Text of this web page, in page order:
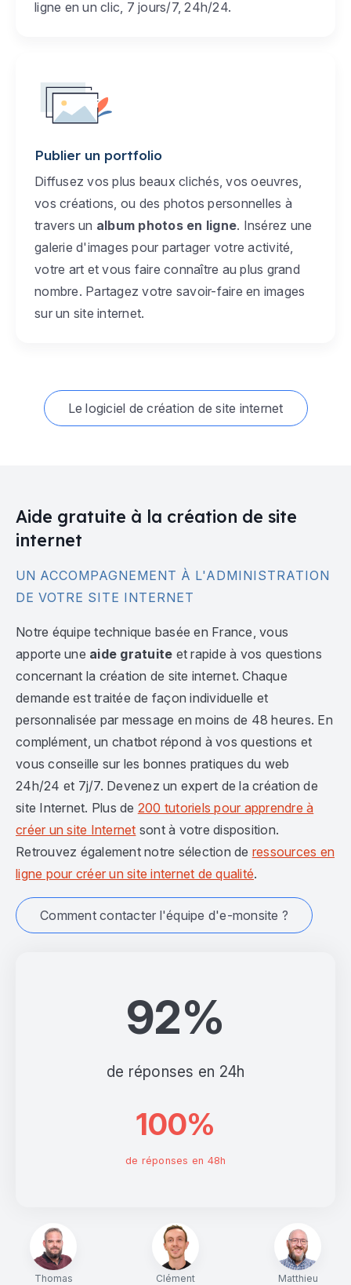
ligne en un clic, 7 jours/7, 24h/24.
Publier un portfolio
Diffusez vos plus beaux clichés, vos oeuvres,
vos créations, ou des photos personnelles à
travers un album photos en ligne. Insérez une
galerie d'images pour partager votre activité,
votre art et vous faire connaître au plus grand
nombre. Partagez votre savoir-faire en images
sur un site internet.
Le logiciel de création de site internet
Thomas Clément Matthieu
92%
de réponses en 24h
100%
de réponses en 48h
Aide gratuite à la création de site
internet
UN ACCOMPAGNEMENT À L'ADMINISTRATION
DE VOTRE SITE INTERNET
Notre équipe technique basée en France, vous
apporte une aide gratuite et rapide à vos questions
concernant la création de site internet. Chaque
demande est traitée de façon individuelle et
personnalisée par message en moins de 48 heures. En
complément, un chatbot répond à vos questions et
vous conseille sur les bonnes pratiques du web
24h/24 et 7j/7. Devenez un expert de la création de
site Internet. Plus de 200 tutoriels pour apprendre à
créer un site Internet sont à votre disposition.
Retrouvez également notre sélection de ressources en
ligne pour créer un site internet de qualité.
Comment contacter l'équipe d'e-monsite ?